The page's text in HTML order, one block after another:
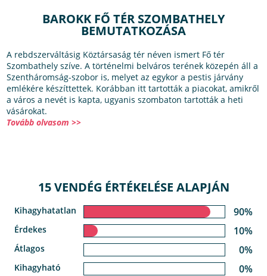
BAROKK FŐ TÉR SZOMBATHELY
BEMUTATKOZÁSA
A rebdszerváltásig Köztársaság tér néven ismert Fő tér
Szombathely szíve. A történelmi belváros terének közepén áll a
Szentháromság-szobor is, melyet az egykor a pestis járvány
emlékére készíttettek. Korábban itt tartották a piacokat, amikről
a város a nevét is kapta, ugyanis szombaton tartották a heti
vásárokat.
Tovább olvasom >>
15 VENDÉG ÉRTÉKELÉSE ALAPJÁN
Kihagyhatatlan 90%
Érdekes 10%
Átlagos 0%
Kihagyható 0%